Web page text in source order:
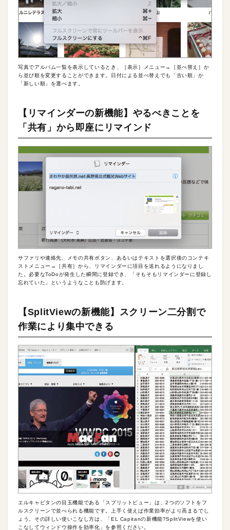
写真でアルバム一覧を表示しているとき、［表示］メニュー→［並べ替え］か
ら並び順を変更することができます。日付による並べ替えでも「古い順」か
「新しい順」を選べます。
【リマインダーの新機能】やるべきことを
「共有」から即座にリマインド
サファリや連絡先、メモの共有ボタン、あるいはテキストを選択後のコンテキ
ストメニュー→［共有］から、リマインダーに項目を送れるようになりまし
た。必要なToDoが発生した瞬間に登録でき、「そもそもリマインダーに登録し
忘れていた」というようなことも防げます。
【SplitViewの新機能】スクリーン二分割で
作業により集中できる
エルキャピタンの目玉機能である「スプリットビュー」は、2つのソフトをフ
ルスクリーンで並べられる機能です。上手く使えば作業効率がより高まるでし
ょう。その詳しい使いこなし方は、「EL Capitanの新機能?SplitViewを使い
こなしてウィンドウ操作を効率化」を参照ください。